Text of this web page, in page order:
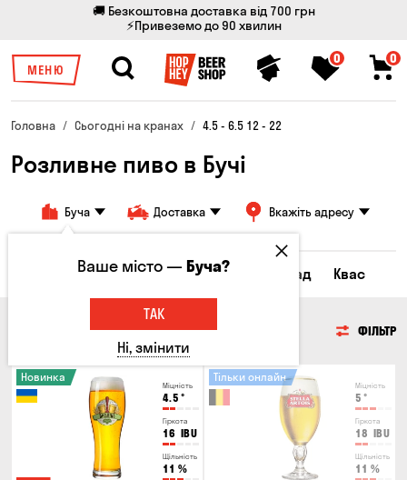
🚚 Безкоштовна доставка від 700 грн
⚡Привеземо до 90 хвилин
МЕНЮ
0 0
Головна Сьогодні на кранах 4.5 - 6.5 12 - 22
Розливне пиво в Бучі
Буча Доставка Вкажіть адресу
Всі товари Пиво Сидр Лимонад Квас
ФІЛЬТР
Міцність
4.5 °
Гіркота
16 IBU
Щільність
11 %
Новинка
Міцність
5 °
Гіркота
18 IBU
Щільність
11 %
Тільки онлайн
Ваше місто —Буча?
ТАК
Ні, змінити